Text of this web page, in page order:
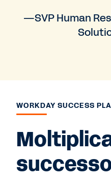
—SVP Human
WORKDAY SUCCESS